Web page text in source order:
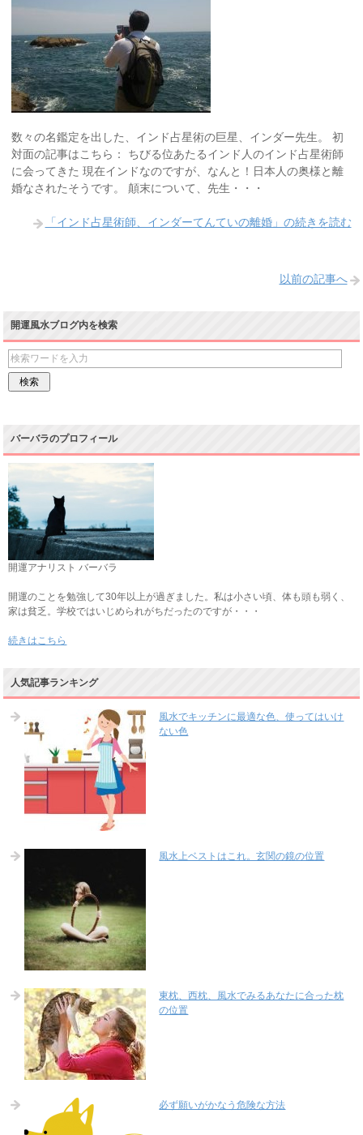
数々の名鑑定を出した、インド占星術の巨星、インダー先生。 初
対面の記事はこちら： ちびる位あたるインド人のインド占星術師
に会ってきた 現在インドなのですが、なんと！日本人の奥様と離
婚なされたそうです。 顛末について、先生・・・
「インド占星術師、インダーてんていの離婚」の続きを読む
以前の記事へ
開運風水ブログ内を検索
バーバラのプロフィール
開運アナリスト バーバラ
開運のことを勉強して30年以上が過ぎました。私は小さい頃、体も頭も弱く、
家は貧乏。学校ではいじめられがちだったのですが・・・
続きはこちら
人気記事ランキング
風水でキッチンに最適な色、使ってはいけ
ない色
風水上ベストはこれ。玄関の鏡の位置
東枕、西枕、風水でみるあなたに合った枕
の位置
必ず願いがかなう危険な方法